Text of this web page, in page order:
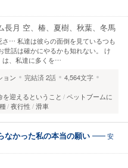
長月 空、椿、夏樹、秋葉、冬馬
… 私達は彼らの面倒を見ているつも
世話は確かにやるかも知れない。 け
は、私達に多くを…
ョン 完結済2話
4,564文字
を迎えるということ
ペットブームに
夜行性 滑車
なかった私の本当の願い
安